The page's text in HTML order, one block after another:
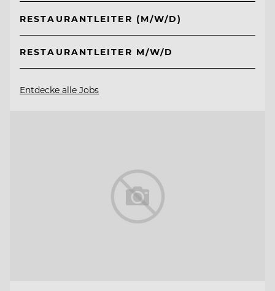
RESTAURANTLEITER (M/W/D)
RESTAURANTLEITER M/W/D
Entdecke alle Jobs